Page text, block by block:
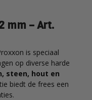
mm – Art.
is speciaal
op diverse harde
steen, hout en
biedt de frees een